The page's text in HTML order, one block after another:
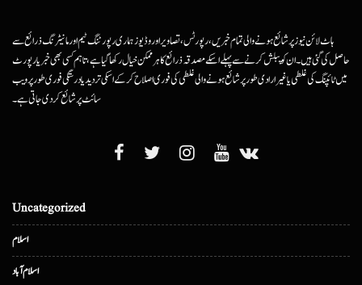
ہاٹ لائن نیوز پر شائع ہونے والی تمام خبریں، رپورٹس، تصاویر اور وڈیوز ہماری رپورٹنگ ٹیم اور مانیٹرنگ ذرائع سے
حاصل کی گئی ہیں۔ ان کو پبلش کرنے سے پہلے اسکے مصدقہ ذرائع کا ہرممکن خیال رکھا گیا ہے، تاہم کسی بھی خبر یا رپورٹ
میں ٹائپنگ کی غلطی یا غیرارادی طور پر شائع ہونے والی غلطی کی فوری اصلاح کرکے اسکی تردید یا درستگی فوری طور پر ویب
سائٹ پر شائع کردی جاتی ہے۔
Uncategorized
اسلام
اسلام آباد